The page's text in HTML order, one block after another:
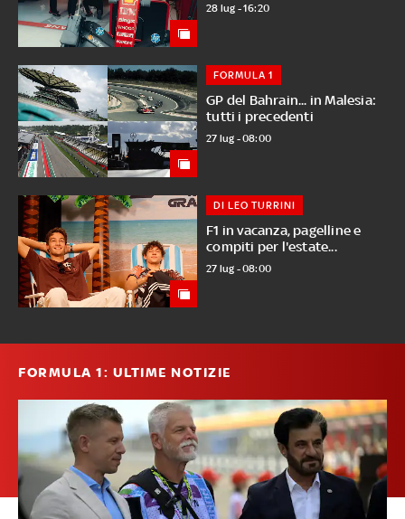
28 lug - 16:20
GP del Bahrain... in Malesia:
tutti i precedenti
FORMULA 1
27 lug - 08:00
F1 in vacanza, pagelline e
compiti per l'estate...
DI LEO TURRINI
27 lug - 08:00
FORMULA 1: ULTIME NOTIZIE